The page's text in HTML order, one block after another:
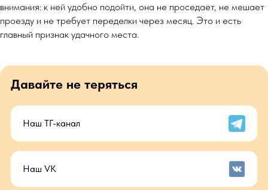
внимания: к ней удобно подойти, она не проседает, не мешает
проезду и не требует переделки через месяц. Это и есть
главный признак удачного места.
Давайте не теряться
Наш ТГ-канал
Наш VK